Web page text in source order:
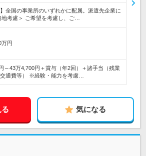
】全国の事業所のいずれかに配属。派遣先企業に
考慮＞ ご希望を考慮し、ご…
万円
～43万4,700円＋賞与（年2回）＋諸手当（残業
通費等） ※経験・能力を考慮…
気になる